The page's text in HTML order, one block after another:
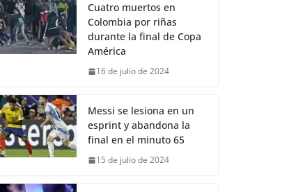
Cuatro muertos en
Colombia por riñas
durante la final de Copa
América
16 de julio de 2024
Messi se lesiona en un
esprint y abandona la
final en el minuto 65
15 de julio de 2024